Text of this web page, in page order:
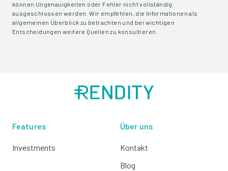
können Ungenauigkeiten oder Fehler nicht vollständig
ausgeschlossen werden. Wir empfehlen, die Informationen als
allgemeinen Überblick zu betrachten und bei wichtigen
Entscheidungen weitere Quellen zu konsultieren.
Features
Investments
Über uns
Kontakt
Blog